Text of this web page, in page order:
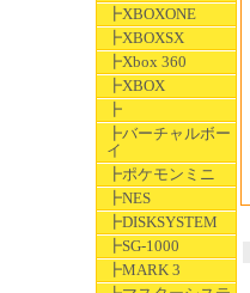
┣XBOXONE
┣XBOXSX
┣Xbox 360
┣XBOX
┣
┣バーチャルボー
イ
┣ポケモンミニ
┣NES
┣DISKSYSTEM
┣SG-1000
┣MARK 3